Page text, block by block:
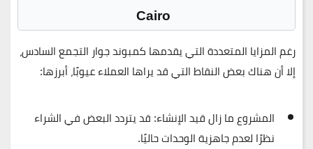
Cairo
رغم المزايا المتعددة التي يقدمها كمبوندجوار التجمع السادس،
إلا أن هناك بعض النقاط التي قد يراها العملاء عيوبًا، أبرزها:
المشروع ما زال قيد الإنشاء: قد يتردد البعض في الشراء
نظرًا لعدم جاهزية الوحدات حاليًا.